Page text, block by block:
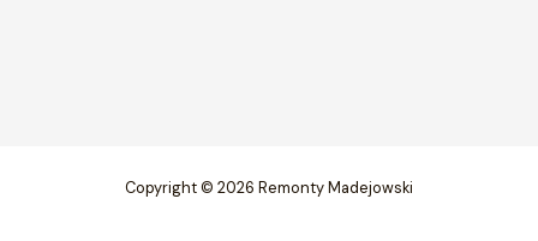
Copyright © 2026 Remonty Madejowski